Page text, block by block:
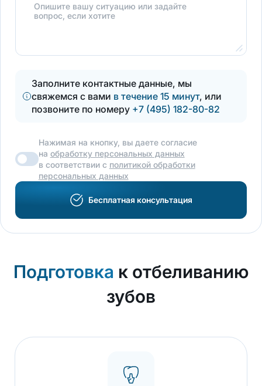
Опишите вашу ситуацию или задайте
вопрос, если хотите
Заполните контактные данные, мы
свяжемся с вами в течение 15 минут, или
позвоните по номеру +7 (495) 182-80-82
Нажимая на кнопку, вы даете согласие
на обработку персональных данных
в соответствии с политикой обработки
персональных данных
Бесплатная консультация
Подготовка к отбеливанию
зубов